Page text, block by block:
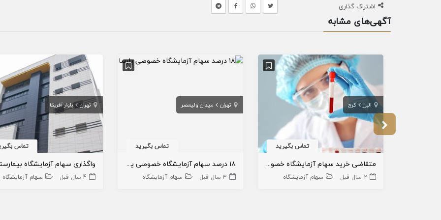
اشتراک گذاری
آگهی‌های مشابه
البرز کرج
تماس بگیرید
متقاضی خرید سهام آزمایشگاه خصوصی در غرب تهران یا کرج
2 سال قبل سهام آزمایشگاه
تهران میدان ولیعصر
تماس بگیرید
۱۸ درصد سهام آزمایشگاه خصوصی پارسا
3 سال قبل سهام آزمایشگاه
تهران بلوار آفریقا
تماس
4 سال قبل سهام آزمایشگاه